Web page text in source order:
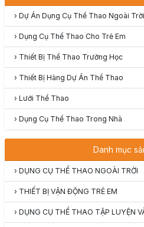
› Dự Án Dụng Cụ Thể Thao Ngoài Trời
› Dụng Cụ Thể Thao Cho Trẻ Em
› Thiết Bị Thể Thao Trường Học
› Thiết Bị Hàng Dự Án Thể Thao
› Lưới Thể Thao
› Dụng Cụ Thể Thao Trong Nhà
Danh mục
› DỤNG CỤ THỂ THAO NGOÀI TRỜI
› THIẾT BỊ VẬN ĐỘNG TRẺ EM
› DỤNG CỤ THỂ THAO TẬP LUYỆN